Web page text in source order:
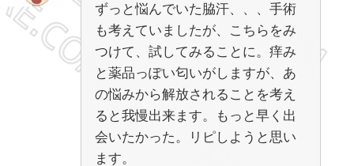
ずっと悩んでいた脇汗、、、手術
も考えていましたが、こちらをみ
つけて、試してみることに。痒み
と薬品っぽい匂いがしますが、あ
の悩みから解放されることを考え
ると我慢出来ます。もっと早く出
会いたかった。リピしようと思い
ます。